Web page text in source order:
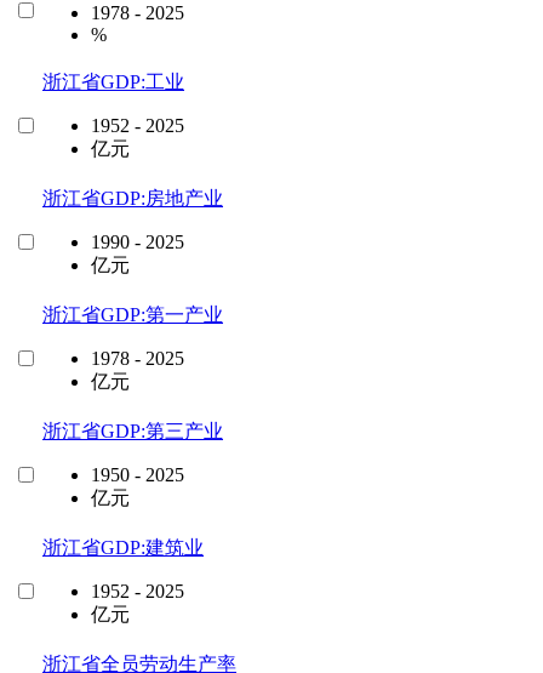
1978 - 2025
%
浙江省GDP:工业
1952 - 2025
亿元
浙江省GDP:房地产业
1990 - 2025
亿元
浙江省GDP:第一产业
1978 - 2025
亿元
浙江省GDP:第三产业
1950 - 2025
亿元
浙江省GDP:建筑业
1952 - 2025
亿元
浙江省全员劳动生产率